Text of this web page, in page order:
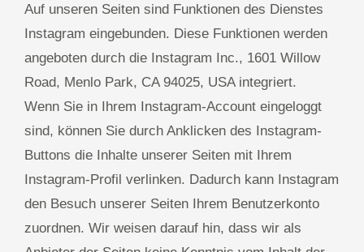
Auf unseren Seiten sind Funktionen des Dienstes
Instagram eingebunden. Diese Funktionen werden
angeboten durch die Instagram Inc., 1601 Willow
Road, Menlo Park, CA 94025, USA integriert.
Wenn Sie in Ihrem Instagram-Account eingeloggt
sind, können Sie durch Anklicken des Instagram-
Buttons die Inhalte unserer Seiten mit Ihrem
Instagram-Profil verlinken. Dadurch kann Instagram
den Besuch unserer Seiten Ihrem Benutzerkonto
zuordnen. Wir weisen darauf hin, dass wir als